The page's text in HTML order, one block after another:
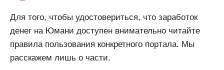
Для того, чтобы удостовериться, что заработок
денег на Юмани доступен внимательно читайте
правила пользования конкретного портала. Мы
расскажем лишь о части.